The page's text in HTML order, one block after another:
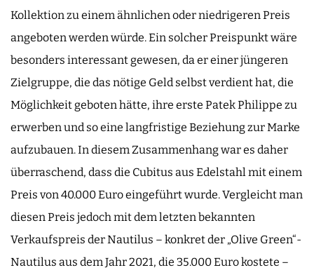
Kollektion zu einem ähnlichen oder niedrigeren Preis
angeboten werden würde. Ein solcher Preispunkt wäre
besonders interessant gewesen, da er einer jüngeren
Zielgruppe, die das nötige Geld selbst verdient hat, die
Möglichkeit geboten hätte, ihre erste Patek Philippe zu
erwerben und so eine langfristige Beziehung zur Marke
aufzubauen. In diesem Zusammenhang war es daher
überraschend, dass die Cubitus aus Edelstahl mit einem
Preis von 40.000 Euro eingeführt wurde. Vergleicht man
diesen Preis jedoch mit dem letzten bekannten
Verkaufspreis der Nautilus – konkret der „Olive Green“-
Nautilus aus dem Jahr 2021, die 35.000 Euro kostete –